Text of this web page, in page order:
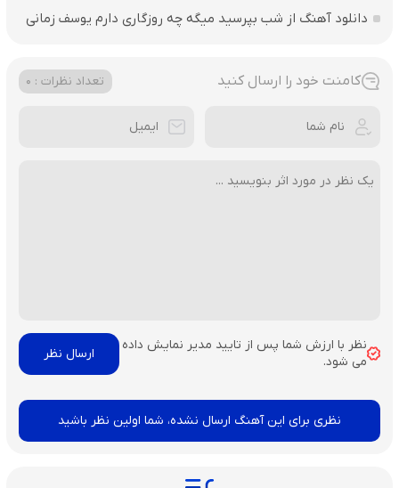
دانلود آهنگ از شب بپرسید میگه چه روزگاری دارم یوسف زمانی
کامنت خود را ارسال کنید تعداد نظرات : 0
نظر با ارزش شما پس از تایید مدیر نمایش داده
می شود.
نظری برای این آهنگ ارسال نشده، شما اولین نظر باشید